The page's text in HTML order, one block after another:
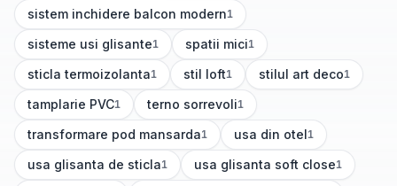
sistem inchidere balcon modern
(1articole) 1
sisteme usi glisante
(1articole) 1 spatii mici
(1articole)1
sticla termoizolanta
(1articole) 1 stil loft
(1articole)
1 stilul art deco
(1articole) 1
tamplarie PVC
(1articole) 1 terno sorrevoli
(1articole) 1
transformare pod mansarda
(1articole) 1 usa din otel
(1articole) 1
usa glisanta de sticla
(1articole) 1 usa glisanta soft close
(1articole) 1